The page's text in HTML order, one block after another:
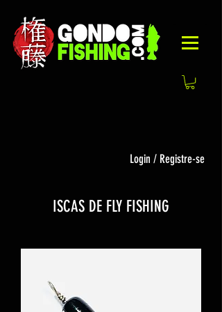
Login / Registre-se
ISCAS DE FLY FISHING